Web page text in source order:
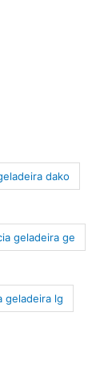
dako
geladeira ge
geladeira lg